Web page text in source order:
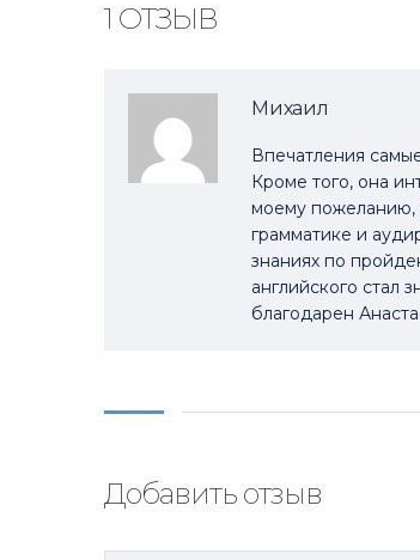
1 ОТЗЫВ
Михаил
Впечатления
Кроме того, она
моему пожеланию,
грамматике и
знаниях по
английского стал
благодарен
Добавить отзыв